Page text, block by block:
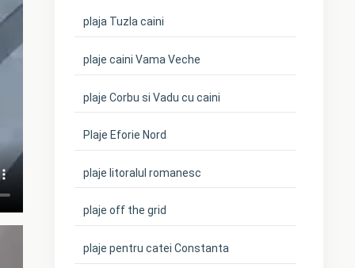
plaja Tuzla caini
plaje caini Vama Veche
plaje Corbu si Vadu cu caini
Plaje Eforie Nord
plaje litoralul romanesc
plaje off the grid
plaje pentru catei Constanta